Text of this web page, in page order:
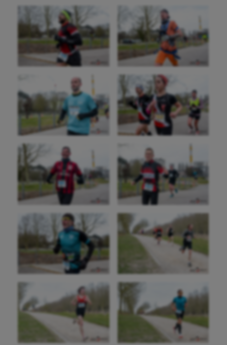
Course à pied
Crossfit
Cyclisme
Danse
Equitation
Escalade
Escrime
Fitness
Flag football
Football américain
Futsal
Golf
Gymnastique
Gymnastique rythmique
Haltérophilie
Handisport
Hippisme